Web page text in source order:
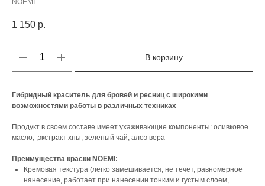
NOEMI
1 150 р.
В корзину
Гибридный краситель для бровей и ресниц с широкими
возможностями работы в различных техниках
Продукт в своем составе имеет ухаживающие компоненты: оливковое
масло, ;экстракт хны, зеленый чай; алоэ вера
Преимущества краски NOEMI:
Кремовая текстура (легко замешивается, не течет, равномерное
нанесение, работает при нанесении тонким и густым слоем,